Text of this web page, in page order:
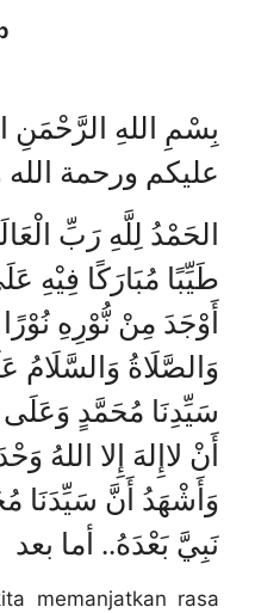
بِسْمِ اللهِ الرَّحْمَنِ
عليكم ورحمة الله
الحَمْدُ لِلَّهِ رَبِّ
طَيِّبًا مُبَارَكًا فِيْهِ
أَوْجَدَ مِنْ نُّوْرِهِ
وَالصَّلَاةُ وَالسَّلَامُ
سَيِّدِنَا مُحَمَّدٍ وَعَلَى
أَنْ لاإِلهَ إِلا اللهُ
وَأَشْهَدُ أَنَّ سَيِّدَنَا
نَبِيَّ بَعْدَهُ.. أما بعد
memanjatkan rasa